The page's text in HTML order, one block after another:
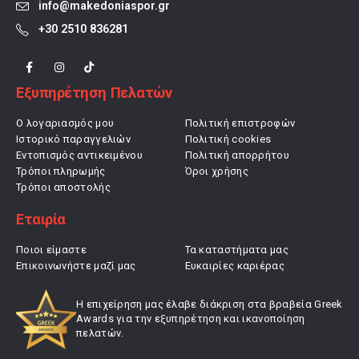
info@makedoniaspor.gr
+30 2510 836281
Εξυπηρέτηση Πελατών
Ο λογαριασμός μου
Ιστορικό παραγγελιών
Εντοπισμός αντικειμένου
Τρόποι πληρωμής
Τρόποι αποστολής
Πολιτική επιστροφών
Πολιτική cookies
Πολιτική απορρήτου
Όροι χρήσης
Εταιρία
Ποιοι είμαστε
Επικοινωνήστε μαζί μας
Τα καταστήματα μας
Ευκαιρίες καριέρας
Η επιχείρηση μας έλαβε διάκριση στα βραβεία Greek
Awards για την εξυπηρέτηση και ικανοποίηση
πελατών.